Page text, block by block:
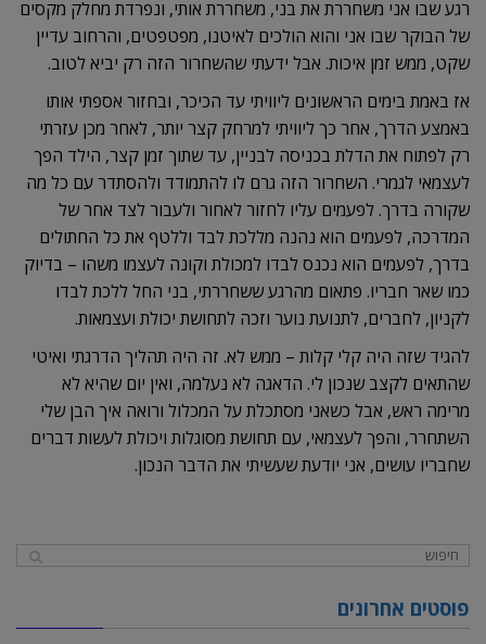
רגע שבו אני משחררת את בני, משחררת אותי, ונפרדת מחלק מקסים
של הבוקר שבו אני והוא הולכים לאיטנו, מפטפטים, והרחוב עדיין
שקט, ממש זמן איכות. אבל ידעתי שהשחרור הזה רק יביא לטוב.
אז באמת בימים הראשונים ליוויתי עד הכיכר, ובחזור אספתי אותו
באמצע הדרך, אחר כך ליוויתי למרחק קצר יותר, לאחר מכן עזרתי
רק לפתוח את הדלת בכניסה לבניין, עד שתוך זמן קצר, הילד הפך
לעצמאי לגמרי. השחרור הזה גרם לו להתמודד ולהסתדר עם כל מה
שקורה בדרך. לפעמים עליו לחזור לאחור ולעבור לצד אחר של
המדרכה, לפעמים הוא נהנה מללכת לבד וללטף את כל החתולים
בדרך, לפעמים הוא נכנס לבדו למכולת וקונה לעצמו משהו – בדיוק
כמו שאר חבריו. פתאום מהרגע ששחררתי, בני החל ללכת לבדו
לקניון, לחברים, לתנועת נוער וזכה לתחושת יכולת ועצמאות.
להגיד שזה היה קלי קלות – ממש לא. זה היה תהליך הדרגתי ואיטי
שהתאים לקצב שנכון לי. הדאגה לא נעלמה, ואין יום שהיא לא
מרימה ראש, אבל כשאני מסתכלת על המכלול ורואה איך הבן שלי
השתחרר, והפך לעצמאי, עם תחושת מסוגלות ויכולת לעשות דברים
שחבריו עושים, אני יודעת שעשיתי את הדבר הנכון.
פוסטים אחרונים